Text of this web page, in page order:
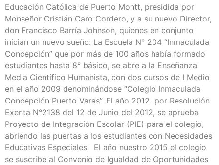
Educación Católica de Puerto Montt, presidida por
Monseñor Cristián Caro Cordero, y a su nuevo Director,
don Francisco Barría Johnson, quienes en conjunto
inician un nuevo sueño: La Escuela N° 204 “Inmaculada
Concepción” que por más de 100 años había formado
estudiantes hasta 8° básico, se abre a la Enseñanza
Media Científico Humanista, con dos cursos de I Medio
en el año 2009 denominándose “Colegio Inmaculada
Concepción Puerto Varas”. El año 2012 por Resolución
Exenta N°2138 del 12 de Junio del 2012, se aprueba
Proyecto de Integración Escolar (PIE) para el colegio,
abriendo las puertas a los estudiantes con Necesidades
Educativas Especiales. El año nuestro 2015 el colegio
se suscribe al Convenio de Igualdad de Oportunidades